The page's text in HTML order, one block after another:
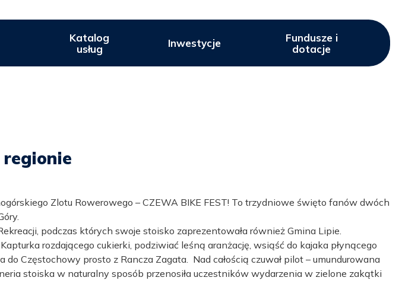
Katalog
usług
Inwestycje
Fundusze i
dotacje
Zlotu Rowerowego – CZEWA BIKE FEST! To trzydniowe święto fanów dwóch
podczas których swoje stoisko zaprezentowała również Gmina Lipie.
rozdającego cukierki, podziwiać leśną aranżację, wsiąść do kajaka płynącego
Częstochowy prosto z Rancza Zagata. Nad całością czuwał pilot – umundurowana
stoiska w naturalny sposób przenosiła uczestników wydarzenia w zielone zakątki